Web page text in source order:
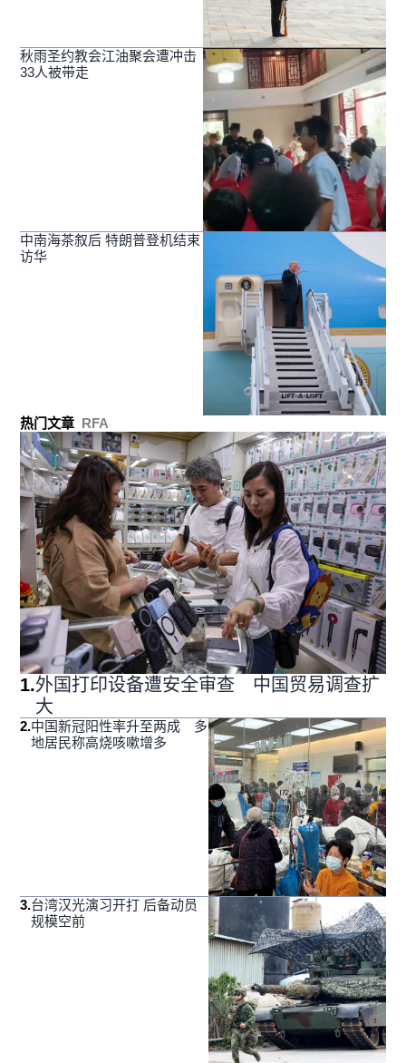
秋雨圣约教会江油聚会遭冲击
33人被带走
中南海茶叙后 特朗普登机结束
访华
热门文章 RFA
1.外国打印设备遭安全审查 中国贸易调查扩
大
2.中国新冠阳性率升至两成 多
地居民称高烧咳嗽增多
3.台湾汉光演习开打 后备动员
规模空前